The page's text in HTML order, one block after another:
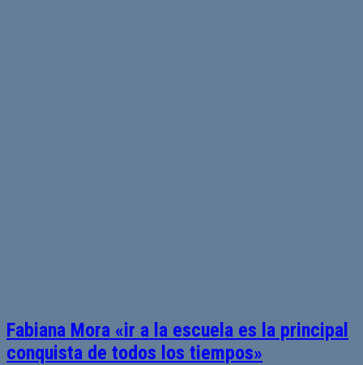
Fabiana Mora «ir a la escuela es la principal
conquista de todos los tiempos»